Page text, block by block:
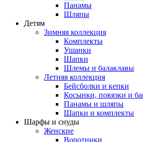
Панамы
Шляпы
Детям
Зимняя коллекция
Комплекты
Ушанки
Шапки
Шлемы и балаклавы
Летняя коллекция
Бейсболки и кепки
Косынки, повязки и
Панамы и шляпы
Шапки и комплекты
Шарфы и снуды
Женские
Воротники